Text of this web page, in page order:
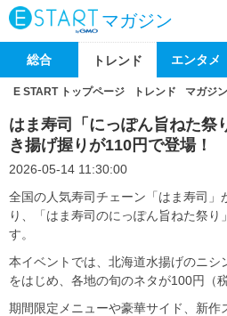
マガジン
総合 トレンド エンタメ
E START トップページ トレンド マガジン
はま寿司「にっぽん旨ねた祭
き揚げ握りが110円で登場！
2026-05-14 11:30:00
全国の人気寿司チェーン「はま寿司」
り、「はま寿司のにっぽん旨ねた祭り
す。
本イベントでは、北海道水揚げのニシ
をはじめ、各地の旬のネタが100円（
期間限定メニューや豪華サイド、新作